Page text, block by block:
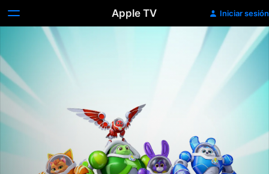
Apple TV Iniciar sesión